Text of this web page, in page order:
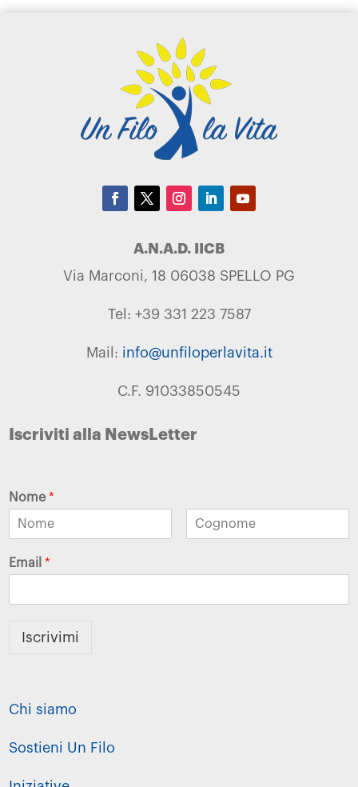
A.N.A.D. IICB
Via Marconi, 18 06038 SPELLO PG
Tel: +39 331 223 7587
Mail: info@unfiloperlavita.it
C.F. 91033850545
Iscriviti alla NewsLetter
Nome*
Email*
Iscrivimi
Chi siamo
Sostieni Un Filo